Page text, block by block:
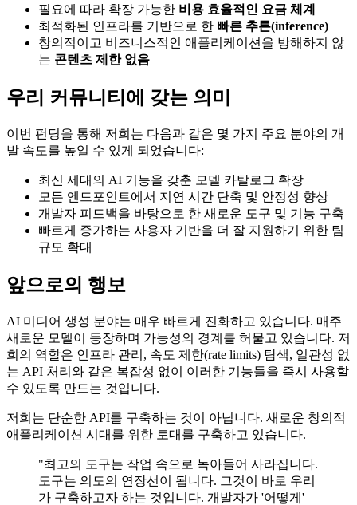
필요에 따라 확장 가능한 비용 효율적인 요금 체계
최적화된 인프라를 기반으로 한 빠른 추론(inference)
창의적이고 비즈니스적인 애플리케이션을 방해하지 않
는 콘텐츠 제한 없음
우리 커뮤니티에 갖는 의미
이번 펀딩을 통해 저희는 다음과 같은 몇 가지 주요 분야의 개
발 속도를 높일 수 있게 되었습니다:
최신 세대의 AI 기능을 갖춘 모델 카탈로그 확장
모든 엔드포인트에서 지연 시간 단축 및 안정성 향상
개발자 피드백을 바탕으로 한 새로운 도구 및 기능 구축
빠르게 증가하는 사용자 기반을 더 잘 지원하기 위한 팀
규모 확대
앞으로의 행보
AI 미디어 생성 분야는 매우 빠르게 진화하고 있습니다. 매주
새로운 모델이 등장하며 가능성의 경계를 허물고 있습니다. 저
희의 역할은 인프라 관리, 속도 제한(rate limits) 탐색, 일관성 없
는 API 처리와 같은 복잡성 없이 이러한 기능들을 즉시 사용할
수 있도록 만드는 것입니다.
저희는 단순한 API를 구축하는 것이 아닙니다. 새로운 창의적
애플리케이션 시대를 위한 토대를 구축하고 있습니다.
"최고의 도구는 작업 속으로 녹아들어 사라집니다.
도구는 의도의 연장선이 됩니다. 그것이 바로 우리
가 구축하고자 하는 것입니다. 개발자가 '어떻게'